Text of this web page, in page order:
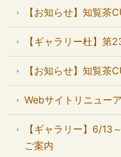
【お知らせ】知覧茶
【ギャラリー杜】第
【お知らせ】知覧
Webサイトリニュー
【ギャラリー】6/13
ご案内